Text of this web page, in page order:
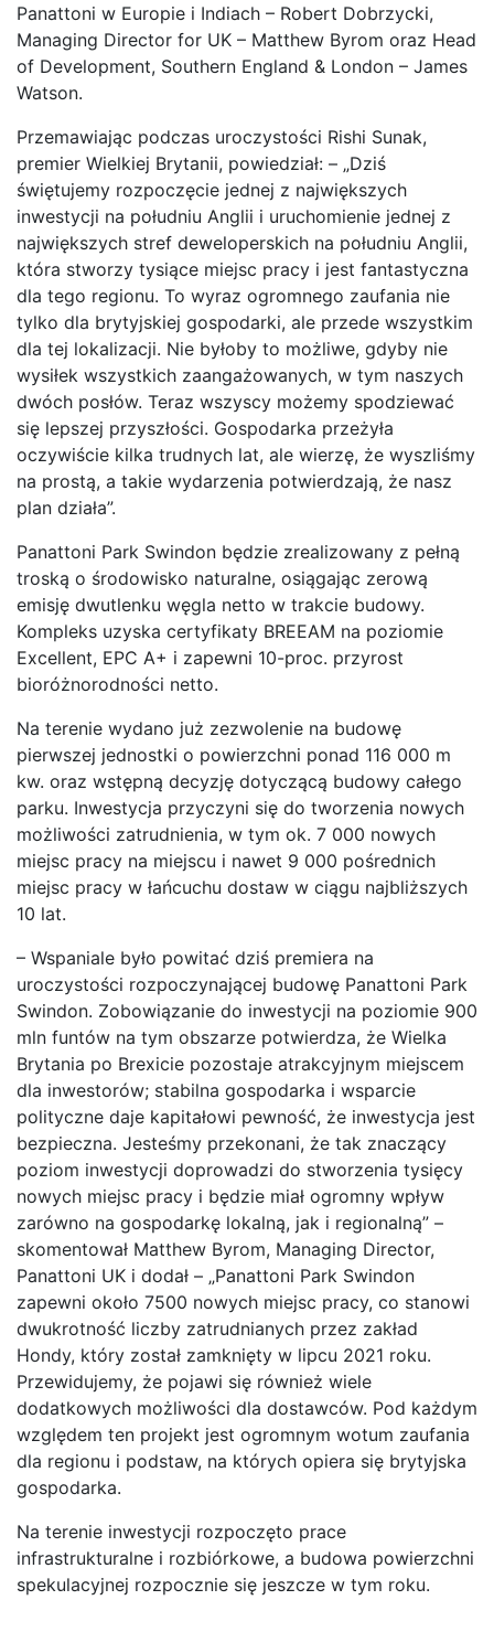
Panattoni w Europie i Indiach – Robert Dobrzycki,
Managing Director for UK – Matthew Byrom oraz Head
of Development, Southern England & London – James
Watson.
Przemawiając podczas uroczystości Rishi Sunak,
premier Wielkiej Brytanii, powiedział: – „Dziś
świętujemy rozpoczęcie jednej z największych
inwestycji na południu Anglii i uruchomienie jednej z
największych stref deweloperskich na południu Anglii,
która stworzy tysiące miejsc pracy i jest fantastyczna
dla tego regionu. To wyraz ogromnego zaufania nie
tylko dla brytyjskiej gospodarki, ale przede wszystkim
dla tej lokalizacji. Nie byłoby to możliwe, gdyby nie
wysiłek wszystkich zaangażowanych, w tym naszych
dwóch posłów. Teraz wszyscy możemy spodziewać
się lepszej przyszłości. Gospodarka przeżyła
oczywiście kilka trudnych lat, ale wierzę, że wyszliśmy
na prostą, a takie wydarzenia potwierdzają, że nasz
plan działa”.
Panattoni Park Swindon będzie zrealizowany z pełną
troską o środowisko naturalne, osiągając zerową
emisję dwutlenku węgla netto w trakcie budowy.
Kompleks uzyska certyfikaty BREEAM na poziomie
Excellent, EPC A+ i zapewni 10-proc. przyrost
bioróżnorodności netto.
Na terenie wydano już zezwolenie na budowę
pierwszej jednostki o powierzchni ponad 116 000 m
kw. oraz wstępną decyzję dotyczącą budowy całego
parku. Inwestycja przyczyni się do tworzenia nowych
możliwości zatrudnienia, w tym ok. 7 000 nowych
miejsc pracy na miejscu i nawet 9 000 pośrednich
miejsc pracy w łańcuchu dostaw w ciągu najbliższych
10 lat.
– Wspaniale było powitać dziś premiera na
uroczystości rozpoczynającej budowę Panattoni Park
Swindon. Zobowiązanie do inwestycji na poziomie 900
mln funtów na tym obszarze potwierdza, że Wielka
Brytania po Brexicie pozostaje atrakcyjnym miejscem
dla inwestorów; stabilna gospodarka i wsparcie
polityczne daje kapitałowi pewność, że inwestycja jest
bezpieczna. Jesteśmy przekonani, że tak znaczący
poziom inwestycji doprowadzi do stworzenia tysięcy
nowych miejsc pracy i będzie miał ogromny wpływ
zarówno na gospodarkę lokalną, jak i regionalną” –
skomentował Matthew Byrom, Managing Director,
Panattoni UK i dodał – „Panattoni Park Swindon
zapewni około 7500 nowych miejsc pracy, co stanowi
dwukrotność liczby zatrudnianych przez zakład
Hondy, który został zamknięty w lipcu 2021 roku.
Przewidujemy, że pojawi się również wiele
dodatkowych możliwości dla dostawców. Pod każdym
względem ten projekt jest ogromnym wotum zaufania
dla regionu i podstaw, na których opiera się brytyjska
gospodarka.
Na terenie inwestycji rozpoczęto prace
infrastrukturalne i rozbiórkowe, a budowa powierzchni
spekulacyjnej rozpocznie się jeszcze w tym roku.